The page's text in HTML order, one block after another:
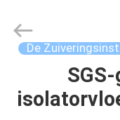
Manufacture
De